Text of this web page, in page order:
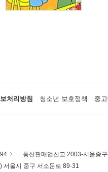
처리방침 청소년 보호정책 중
통신판매업신고 2003-서울중
서울시 중구 서소문로 89-31